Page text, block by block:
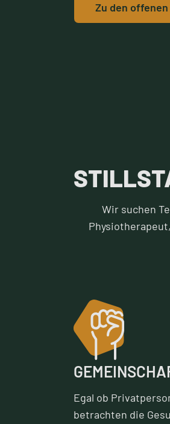
Zu den
Wir suchen
Egal ob
betrachten die